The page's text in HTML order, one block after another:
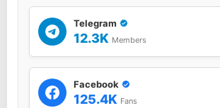
Telegram
12.3K Members
Facebook
125.4K Fans